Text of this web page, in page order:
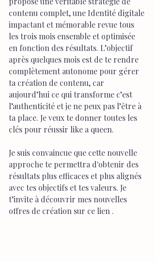
contenu complet, une Identité digitale
impactant et mémorable revue tous
les trois mois ensemble et optimisée
en fonction des résultats. L’objectif
après quelques mois est de te rendre
complètement autonome pour gérer
ta création de contenu, car
aujourd’hui ce qui transforme c’est
l’authenticité et je ne peux pas l’être à
ta place. Je veux te donner toutes les
clés pour réussir like a queen.
Je suis convaincue que cette nouvelle
approche te permettra d'obtenir des
résultats plus efficaces et plus alignés
avec tes objectifs et tes valeurs. Je
t’invite à découvrir mes nouvelles
offres de création sur ce lien .